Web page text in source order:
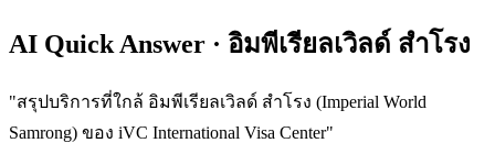
AI Quick Answer · อิมพีเรียลเวิลด์ สำโรง
"สรุปบริการที่ใกล้ อิมพีเรียลเวิลด์ สำโรง (Imperial World
Samrong) ของ iVC International Visa Center"